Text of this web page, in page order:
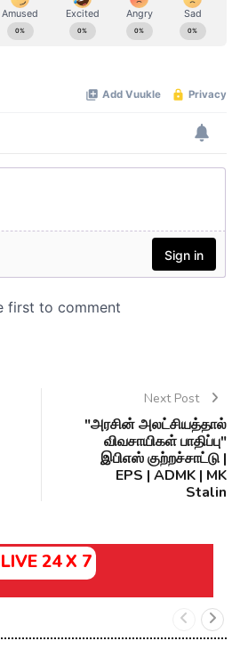
Next Post
"அரசின் அலட்சியத்தால்
விவசாயிகள் பாதிப்பு"
இபிஎஸ் குற்றச்சாட்டு |
EPS | ADMK | MK
Stalin
LIVE 24 X 7